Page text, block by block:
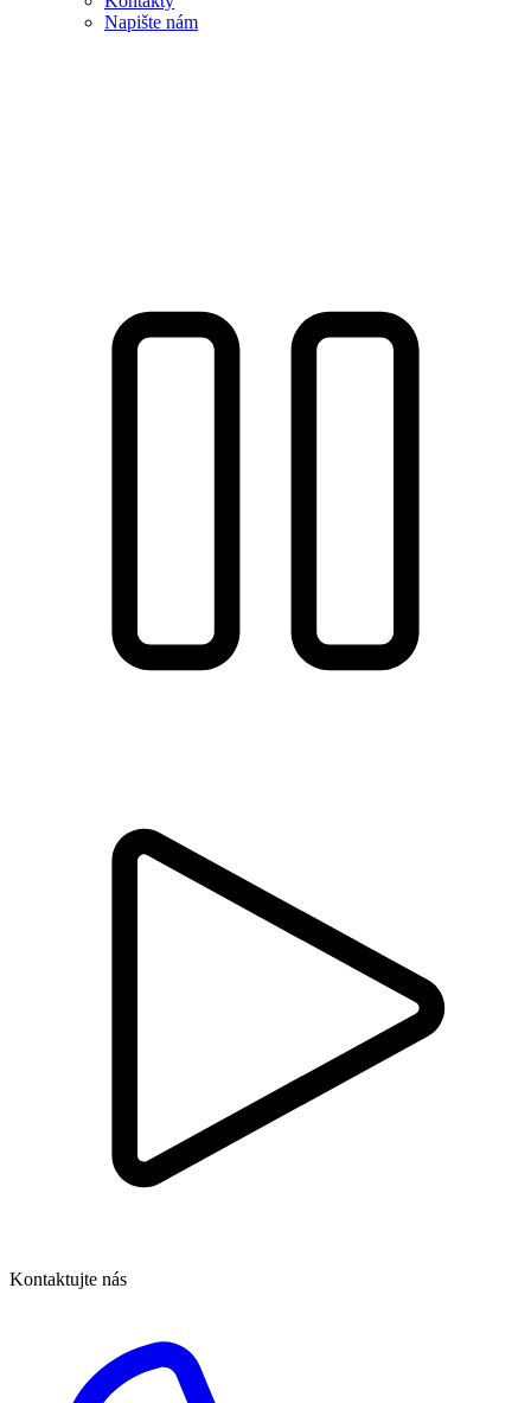
Napište nám
Kontaktujte nás